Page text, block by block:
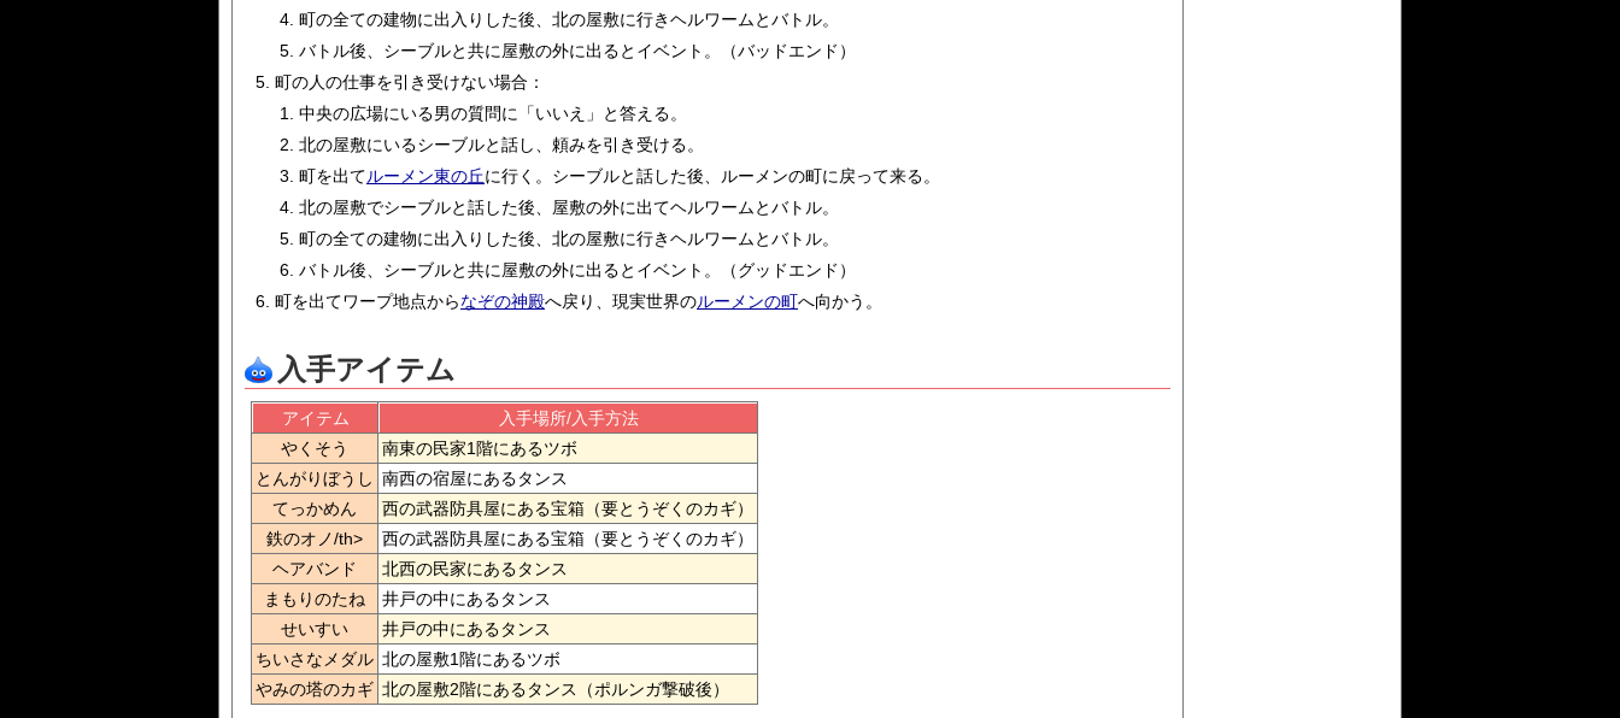
町の全ての建物に出入りした後、北の屋敷に行きヘルワームとバトル。
バトル後、シーブルと共に屋敷の外に出るとイベント。（バッドエンド）
町の人の仕事を引き受けない場合：
中央の広場にいる男の質問に「いいえ」と答える。
北の屋敷にいるシーブルと話し、頼みを引き受ける。
町を出てルーメン東の丘に行く。シーブルと話した後、ルーメンの町に戻って来る。
北の屋敷でシーブルと話した後、屋敷の外に出てヘルワームとバトル。
町の全ての建物に出入りした後、北の屋敷に行きヘルワームとバトル。
バトル後、シーブルと共に屋敷の外に出るとイベント。（グッドエンド）
町を出てワープ地点からなぞの神殿へ戻り、現実世界のルーメンの町へ向かう。
入手アイテム
アイテム
入手場所/入手方法
やくそう
南東の民家1階にあるツボ
とんがりぼうし 南西の宿屋にあるタンス
てっかめん
西の武器防具屋にある宝箱（要とうぞくのカギ）
鉄のオノ/th>
西の武器防具屋にある宝箱（要とうぞくのカギ）
ヘアバンド
北西の民家にあるタンス
まもりのたね
井戸の中にあるタンス
せいすい
井戸の中にあるタンス
ちいさなメダル 北の屋敷1階にあるツボ
やみの塔のカギ 北の屋敷2階にあるタンス（ポルンガ撃破後）